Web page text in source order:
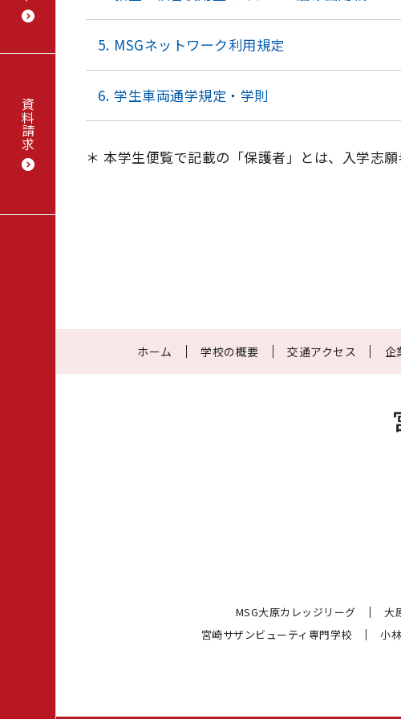
資料請求
MSGネットワーク利用規定
学生車両通学規定・学則
本学生便覧で記載の「保護者」とは、入学志
ホーム 学校の概要 交通アクセス 企
MSG大原カレッジリーグ 大
宮崎サザンビューティ専門学校
小